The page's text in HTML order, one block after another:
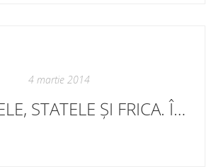
4 martie 2014
POPOARELE, STATELE ȘI FRICA. În curând